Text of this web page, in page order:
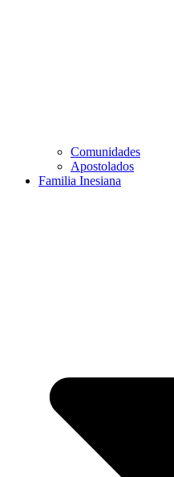
Comunidades
Apostolados
Familia Inesiana